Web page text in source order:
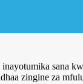
sana
zingine za